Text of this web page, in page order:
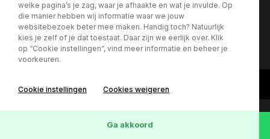
Privacy policy
welke pagina’s je zag, waar je afhaakte en wat je invulde. Op
die manier hebben wij informatie waar we jouw
websitebezoek beter mee maken. Handig toch? Natuurlijk
kies je zelf of je dat toestaat. Daar zijn we eerlijk over. Klik
op “Cookie instellingen”, vind meer informatie en beheer je
voorkeuren.
Cookie instellingen Cookies weigeren
Ga akkoord